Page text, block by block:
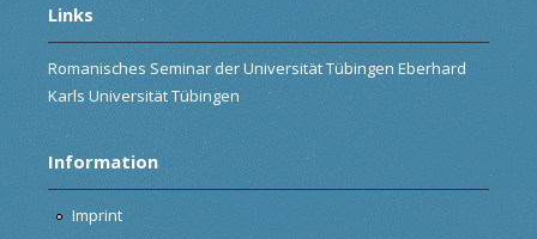
Links
Romanisches Seminar der Universität Tübingen Eberhard
Karls Universität Tübingen
Information
Imprint